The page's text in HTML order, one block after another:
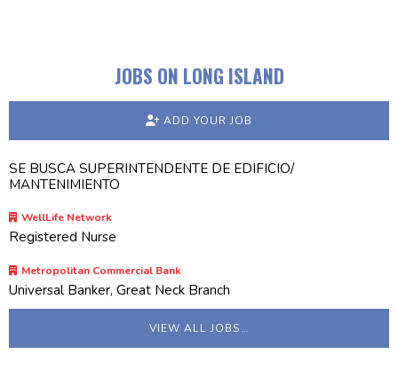
JOBS ON LONG ISLAND
ADD YOUR JOB
SE BUSCA SUPERINTENDENTE DE EDIFICIO/
MANTENIMIENTO
WellLife Network
Registered Nurse
Metropolitan Commercial Bank
Universal Banker, Great Neck Branch
VIEW ALL JOBS…